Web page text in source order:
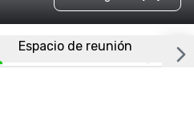
Espacio de reunión